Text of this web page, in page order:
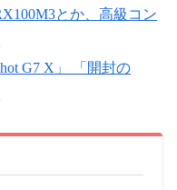
とか、高級コン
G7 X」 「開封の